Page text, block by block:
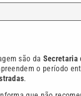
são da Secretaria
o período
.